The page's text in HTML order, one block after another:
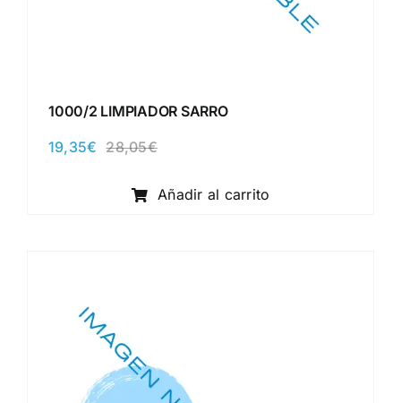
1000/2 LIMPIADOR SARRO
28,05€El
original
era:
19,35€
El
actual
es:
Añadir al carrito